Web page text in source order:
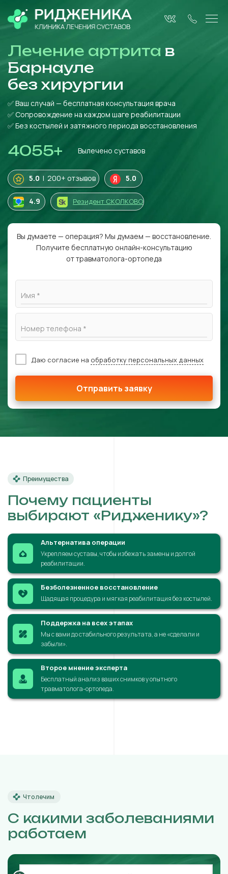
Лечение артрита в
Барнауле
безхирургии
✅ Ваш случай — бесплатная консультация врача
✅ Сопровождение на каждом шаге реабилитации
✅ Без костылей и затяжного периода восстановления
4055+ Вылечено суставов
5.0 | 200+ отзывов 5.0
4.9 Резидент СКОЛКОВО
Вы думаете — операция? Мы думаем — восстановление.
Получите бесплатную онлайн-консультацию
от травматолога-ортопеда
Имя *
Номер телефона *
Даю согласие на обработку персональных данных
Отправить заявку
Преимущества
Почему пациенты
выбирают «Ридженику»?
Альтернатива операции
Укрепляем суставы, чтобы избежать замены и долгой
реабилитации.
Безболезненное восстановление
Щадящая процедура и мягкая реабилитация без костылей.
Поддержка на всех этапах
Мы с вами до стабильного результата, а не «сделали и
забыли».
Второе мнение эксперта
Бесплатный анализ ваших снимков у опытного
травматолога-ортопеда.
Что лечим
С какими заболеваниями
работаем